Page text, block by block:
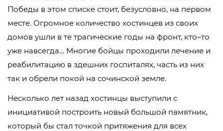
Победы в этом списке стоит, безусловно, на первом
месте. Огромное количество хостинцев из своих
домов ушли в те трагические годы на фронт, кто–то
уже навсегда… Многие бойцы проходили лечение и
реабилитацию в здешних госпиталях, часть из них
так и обрели покой на сочинской земле.
Несколько лет назад хостинцы выступили с
инициативой построить новый большой памятник,
который бы стал точкой притяжения для всех